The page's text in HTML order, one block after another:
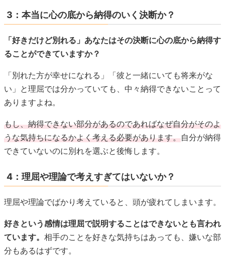
3：本当に心の底から納得のいく決断か？
「好きだけど別れる」あなたはその決断に心の底から納得す
ることができていますか？
「別れた方が幸せになれる」「彼と一緒にいても将来がな
い」と理屈では分かっていても、中々納得できないことって
ありますよね。
もし、納得できない部分があるのであればなぜ自分がそのよ
うな気持ちになるかよく考える必要があります。自分が納得
できていないのに別れを選ぶと後悔します。
4：理屈や理論で考えすぎてはいないか？
理屈や理論でばかり考えていると、頭が疲れてしまいます。
好きという感情は理屈で説明することはできないとも言われ
ています。 相手のことを好きな気持ちはあっても、嫌いな部
分もあるはずです。